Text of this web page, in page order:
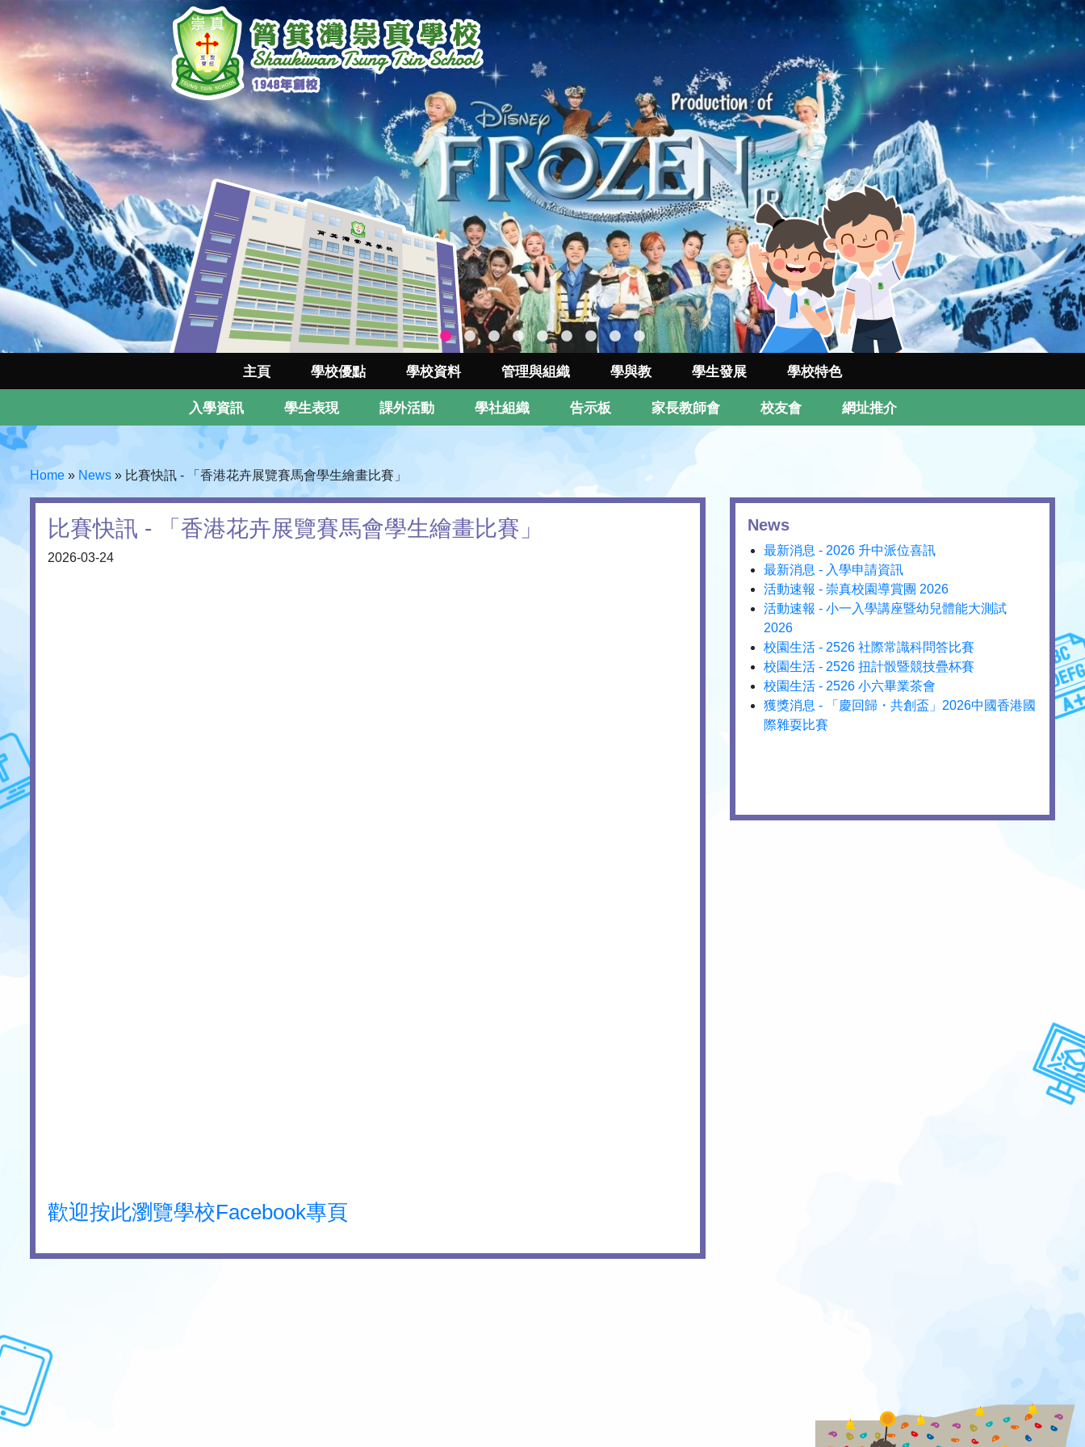
主頁 學校優點 學校資料 管理與組織 學與教 學生發展 學校特色
入學資訊 學生表現 課外活動 學社組織 告示板 家長教師會 校友會 網址推介
Home » News » 比賽快訊 - 「香港花卉展覽賽馬會學生繪畫比賽」
比賽快訊 - 「香港花卉展覽賽馬會學生繪畫比賽」
2026-03-24
歡迎按此瀏覽學校Facebook專頁
News
最新消息 - 2026 升中派位喜訊
最新消息 - 入學申請資訊
活動速報 - 崇真校園導賞團 2026
活動速報 - 小一入學講座暨幼兒體能大測試
2026
校園生活 - 2526 社際常識科問答比賽
校園生活 - 2526 扭計骰暨競技疊杯賽
校園生活 - 2526 小六畢業茶會
獲獎消息 - 「慶回歸・共創盃」2026中國香港國
際雜耍比賽